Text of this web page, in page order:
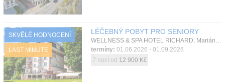
SKVĚLÉ HODNOCENÍ
LAST MINUTE
LÉČEBNÝ POBYT PRO SENIORY
WELLNESS & SPA HOTEL RICHARD, Mariánské Lázně, Západní Čechy, Česká republika
termíny: 01.06.2026 - 01.09.2026
7 nocí od 12 900 Kč